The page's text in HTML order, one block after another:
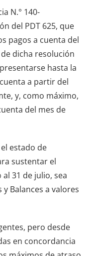
N.° 140-
del PDT 625, que
pagos a cuenta del
dicha resolución
hasta la
a partir del
y, como máximo,
del mes de
estado de
sustentar el
31 de julio, sea
Balances a valores
pero desde
en concordancia